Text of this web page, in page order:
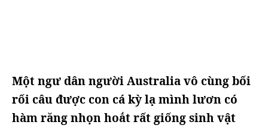
Một ngư dân người Australia vô cùng bối
rối câu được con cá kỳ lạ mình lươn có
hàm răng nhọn hoắt rất giống sinh vật